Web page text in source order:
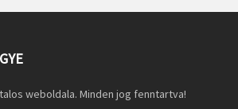
weboldala. Minden jog fenntartva!